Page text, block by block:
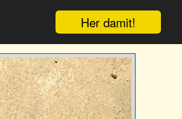
Her damit!